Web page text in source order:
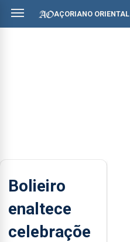
AÇORIANO ORIENTAL
Bolieiro
enaltece
celebraçõe